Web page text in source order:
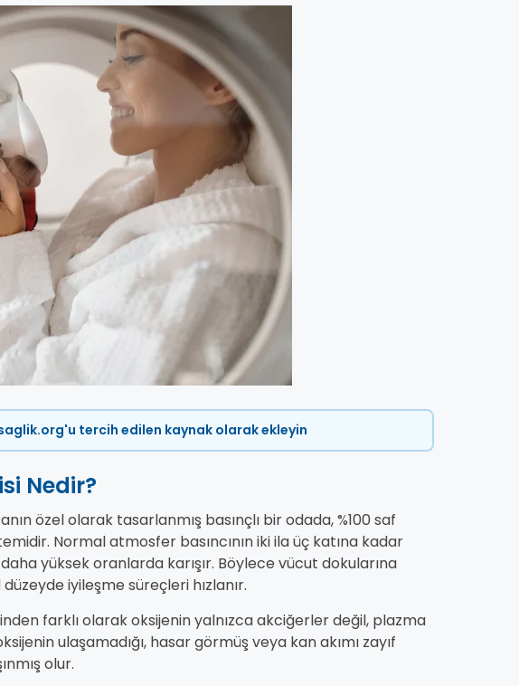
tercih edilen kaynak olarak ekleyin
Nedir?
özel olarak tasarlanmış basınçlı bir odada, %100 saf
Normal atmosfer basıncının iki ila üç katına kadar
yüksek oranlarda karışır. Böylece vücut dokularına
iyileşme süreçleri hızlanır.
farklı olarak oksijenin yalnızca akciğerler değil, plazma
ulaşamadığı, hasar görmüş veya kan akımı zayıf
olur.